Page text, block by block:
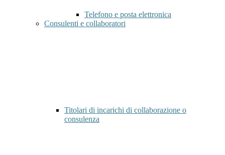
Telefono e posta elettronica
Consulenti e collaboratori
Titolari di incarichi di collaborazione o
consulenza